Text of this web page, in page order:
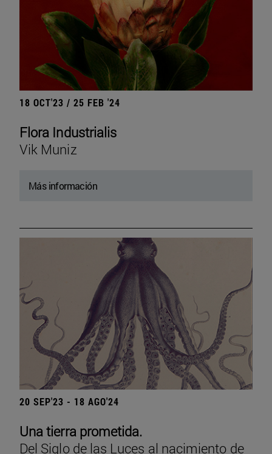
18 OCT'23 / 25 FEB '24
Flora Industrialis
Vik Muniz
Más información
20 SEP'23 - 18 AGO'24
Una tierra prometida.
Del Siglo de las Luces al nacimiento de